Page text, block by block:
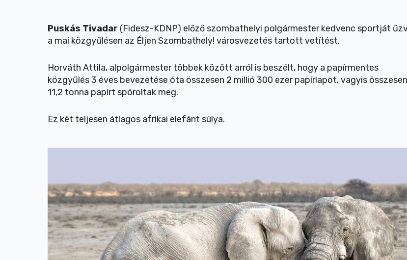
Puskás Tivadar (Fidesz-KDNP) előző szombathelyi polgármester kedvenc sportját
a mai közgyűlésen az Éljen Szombathely! városvezetés tartott vetítést.
Horváth Attila, alpolgármester többek között arról is beszélt, hogy a papírmentes
közgyűlés 3 éves bevezetése óta összesen 2 millió 300 ezer papírlapot, vagyis összesen
11,2 tonna papírt spóroltak meg.
Ez két teljesen átlagos afrikai elefánt súlya.